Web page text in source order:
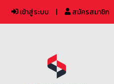
เข้าสู่ระบบ สมัครสมาชิก